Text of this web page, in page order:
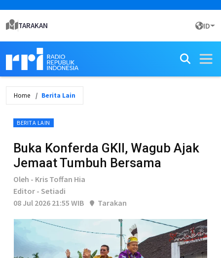
TARAKAN ID
Home Berita Lain
BERITA LAIN
Buka Konferda GKII, Wagub Ajak
Jemaat Tumbuh Bersama
Oleh - Kris Toffan Hia
Editor - Setiadi
08 Jul 2026 21:55 WIB
Tarakan